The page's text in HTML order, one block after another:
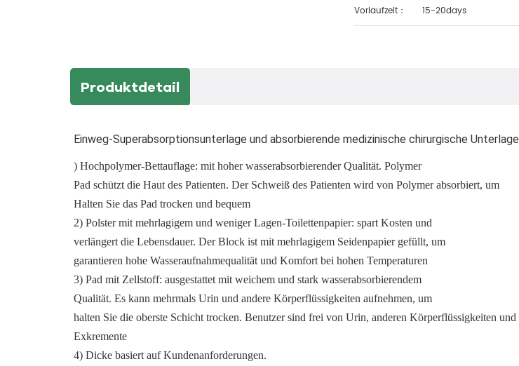
Vorlaufzeit： 15-20days
Produktdetail
Einweg-Superabsorptionsunterlage und absorbierende medizinische chirurgische Unterlage
) Hochpolymer-Bettauflage: mit hoher wasserabsorbierender Qualität. Polymer
Pad schützt die Haut des Patienten. Der Schweiß des Patienten wird von Polymer absorbiert, um
Halten Sie das Pad trocken und bequem
2) Polster mit mehrlagigem und weniger Lagen-Toilettenpapier: spart Kosten und
verlängert die Lebensdauer. Der Block ist mit mehrlagigem Seidenpapier gefüllt, um
garantieren hohe Wasseraufnahmequalität und Komfort bei hohen Temperaturen
3) Pad mit Zellstoff: ausgestattet mit weichem und stark wasserabsorbierendem
Qualität. Es kann mehrmals Urin und andere Körperflüssigkeiten aufnehmen, um
halten Sie die oberste Schicht trocken. Benutzer sind frei von Urin, anderen Körperflüssigkeiten und
Exkremente
4) Dicke basiert auf Kundenanforderungen.